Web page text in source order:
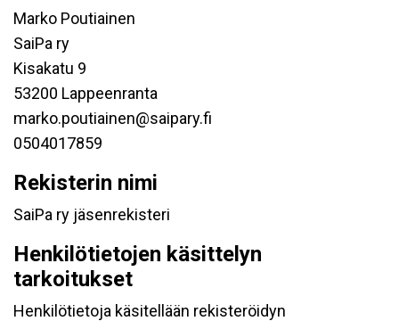
Marko Poutiainen
SaiPa ry
Kisakatu 9
53200 Lappeenranta
marko.poutiainen@saipary.fi
0504017859
Rekisterin nimi
SaiPa ry jäsenrekisteri
Henkilötietojen käsittelyn
tarkoitukset
Henkilötietoja käsitellään rekisteröidyn